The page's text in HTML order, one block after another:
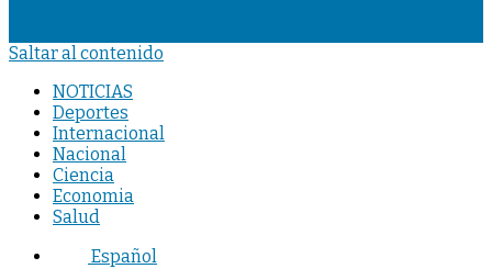
Saltar al contenido
NOTICIAS
Deportes
Internacional
Nacional
Ciencia
Economia
Salud
Español